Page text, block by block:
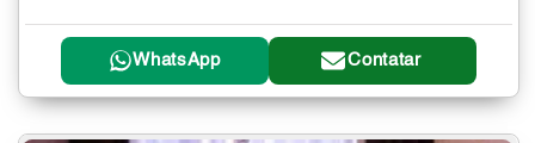
WhatsApp Contatar